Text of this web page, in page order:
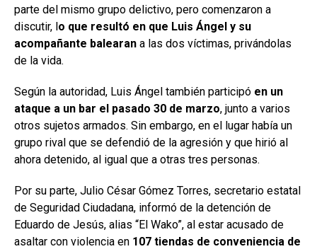
parte del mismo grupo delictivo, pero comenzaron a
discutir, lo que resultó en que Luis Ángel y su
acompañante balearan a las dos víctimas, privándolas
de la vida.
Según la autoridad, Luis Ángel también participó en un
ataque a un bar el pasado 30 de marzo, junto a varios
otros sujetos armados. Sin embargo, en el lugar había un
grupo rival que se defendió de la agresión y que hirió al
ahora detenido, al igual que a otras tres personas.
Por su parte, Julio César Gómez Torres, secretario estatal
de Seguridad Ciudadana, informó de la detención de
Eduardo de Jesús, alias “El Wako”, al estar acusado de
asaltar con violencia en 107 tiendas de conveniencia de